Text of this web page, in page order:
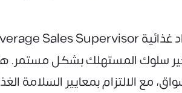
سلوك المستهلك بشكل مستمر.
مع الالتزام بمعايير السلامة